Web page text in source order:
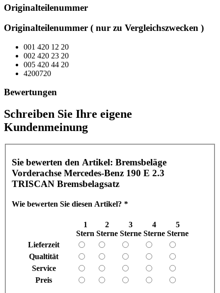
Originalteilenummer
Originalteilenummer ( nur zu Vergleichszwecken )
001 420 12 20
002 420 23 20
005 420 44 20
4200720
Bewertungen
Schreiben Sie Ihre eigene
Kundenmeinung
Sie bewerten den Artikel: Bremsbeläge
Vorderachse Mercedes-Benz 190 E 2.3
TRISCAN Bremsbelagsatz
Wie bewerten Sie diesen Artikel? *
1
Stern
2
Sterne
3
Sterne
4
Sterne
5
Sterne
Lieferzeit
Qualtität
Service
Preis